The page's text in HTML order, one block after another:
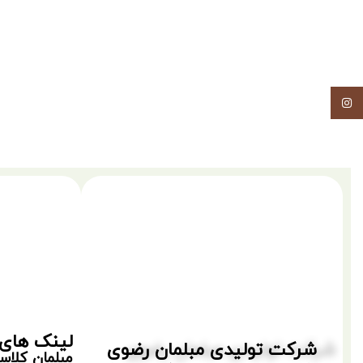
شرکت تولیدی مبلمان رضوی لینک
مبلمان